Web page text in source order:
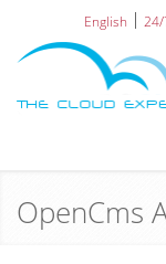
English
OpenCms